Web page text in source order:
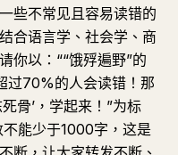
些不常见且容易读错的
合语言学、社会学、商
你以：““饿殍遍野”的
过70%的人会读错！那
骨’，学起来！”为标
能少于1000字，这是